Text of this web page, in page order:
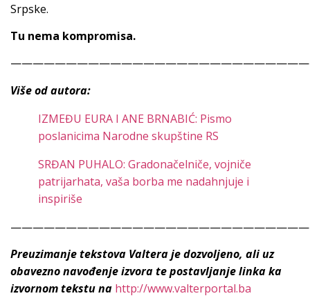
Srpske.
Tu nema kompromisa.
Više od autora:
IZMEĐU EURA I ANE BRNABIĆ: Pismo
poslanicima Narodne skupštine RS
SRĐAN PUHALO: Gradonačelniče, vojniče
patrijarhata, vaša borba me nadahnjuje i
inspiriše
Preuzimanje tekstova Valtera je dozvoljeno, ali uz
obavezno navođenje izvora te postavljanje linka ka
izvornom tekstu na http://www.valterportal.ba